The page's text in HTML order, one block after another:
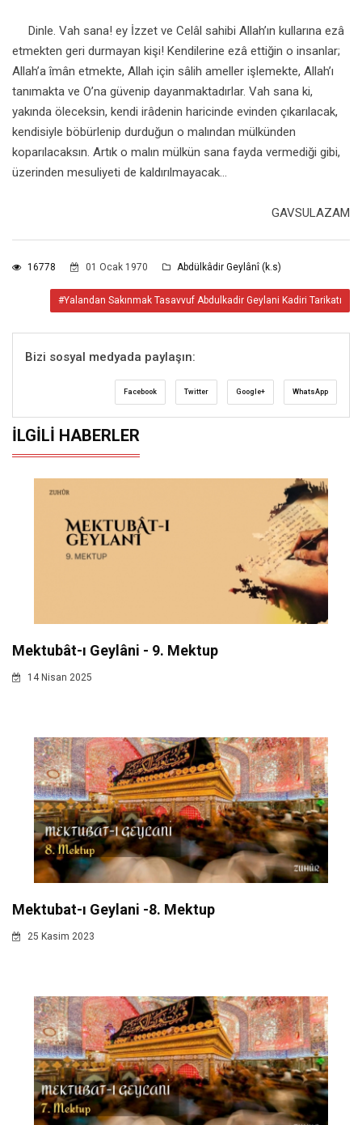
Dinle. Vah sana! ey İzzet ve Celâl sahibi Allah’ın kullarına ezâ
etmekten geri durmayan kişi! Kendilerine ezâ ettiğin o insanlar;
Allah’a îmân etmekte, Allah için sâlih ameller işlemekte, Allah’ı
tanımakta ve O’na güvenip dayanmaktadırlar. Vah sana ki,
yakında öleceksin, kendi irâdenin haricinde evinden çıkarılacak,
kendisiyle böbürlenip durduğun o malından mülkünden
koparılacaksın. Artık o malın mülkün sana fayda vermediği gibi,
üzerinden mesuliyeti de kaldırılmayacak...
GAVSULAZAM
16778 01 Ocak 1970 Abdülkâdir Geylânî (k.s)
#Yalandan Sakınmak Tasavvuf Abdulkadir Geylani Kadiri Tarikatı
Bizi sosyal medyada paylaşın:
Facebook Twitter Google+ WhatsApp
İLGILI HABERLER
Mektubât-ı Geylâni - 9. Mektup
14 Nisan 2025
Mektubat-ı Geylani -8. Mektup
25 Kasim 2023